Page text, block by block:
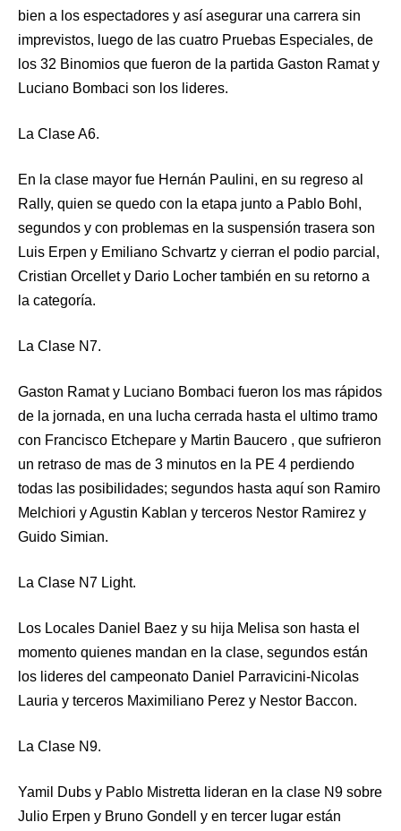
bien a los espectadores y así asegurar una carrera sin
imprevistos, luego de las cuatro Pruebas Especiales, de
los 32 Binomios que fueron de la partida Gaston Ramat y
Luciano Bombaci son los lideres.
La Clase A6.
En la clase mayor fue Hernán Paulini, en su regreso al
Rally, quien se quedo con la etapa junto a Pablo Bohl,
segundos y con problemas en la suspensión trasera son
Luis Erpen y Emiliano Schvartz y cierran el podio parcial,
Cristian Orcellet y Dario Locher también en su retorno a
la categoría.
La Clase N7.
Gaston Ramat y Luciano Bombaci fueron los mas rápidos
de la jornada, en una lucha cerrada hasta el ultimo tramo
con Francisco Etchepare y Martin Baucero , que sufrieron
un retraso de mas de 3 minutos en la PE 4 perdiendo
todas las posibilidades; segundos hasta aquí son Ramiro
Melchiori y Agustin Kablan y terceros Nestor Ramirez y
Guido Simian.
La Clase N7 Light.
Los Locales Daniel Baez y su hija Melisa son hasta el
momento quienes mandan en la clase, segundos están
los lideres del campeonato Daniel Parravicini-Nicolas
Lauria y terceros Maximiliano Perez y Nestor Baccon.
La Clase N9.
Yamil Dubs y Pablo Mistretta lideran en la clase N9 sobre
Julio Erpen y Bruno Gondell y en tercer lugar están